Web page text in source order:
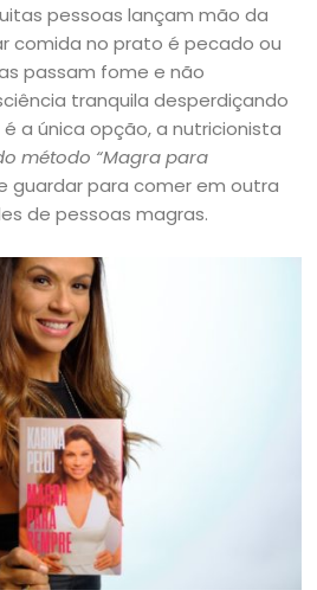
pessoas lançam mão da
comida no prato é pecado ou
passam fome e não
tranquila desperdiçando
a única opção, a nutricionista
método “Magra para
guardar para comer em outra
de pessoas magras.